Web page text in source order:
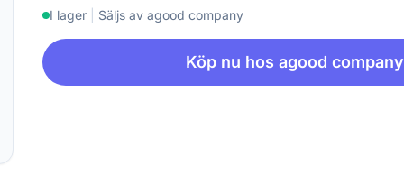
I lager Säljs av agood company
Köp nu hos agood company